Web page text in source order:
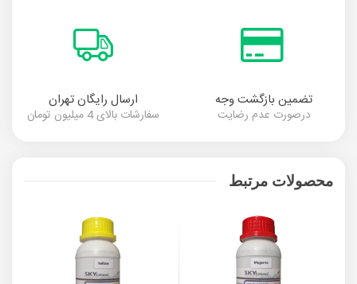
تضمین بازگشت وجه
درصورت عدم رضایت
ارسال رایگان تهران
سفارشات بالای 4 میلیون تومان
محصولات مرتبط